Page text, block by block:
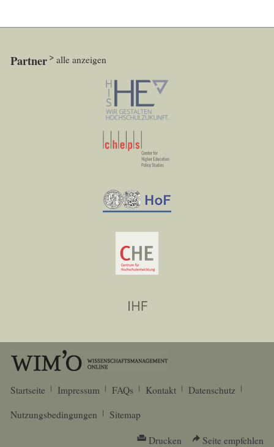
Partner alle anzeigen
Startseite Impressum FAQs Kontakt
Datenschutz
Nutzungsbedingungen
Sitemap
Drucken Seite empfehlen